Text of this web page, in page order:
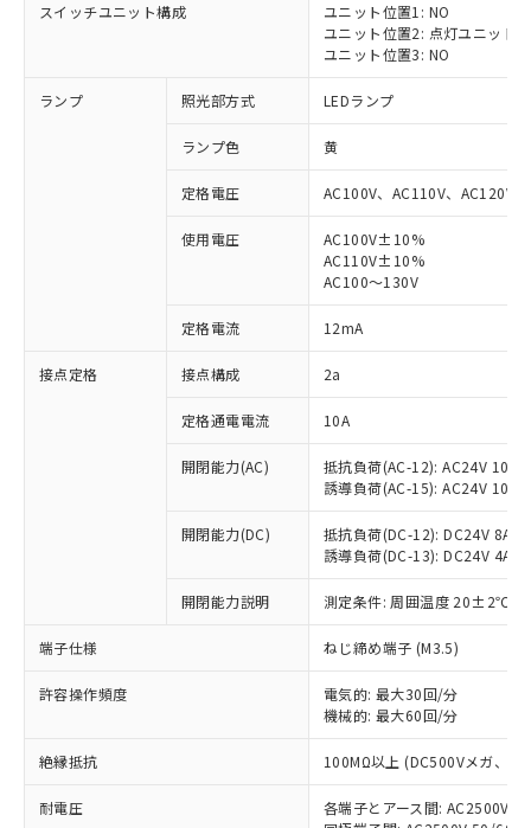
スイッチユニット構成
ユニット位置1: NO
ユニット位置2: 点灯ユニット
ユニット位置3: NO
ランプ 照光部方式 LEDランプ
ランプ色 黄
定格電圧 AC100V、AC110V、AC120V
使用電圧
AC100V±10%
AC110V±10%
AC100～130V
定格電流 12mA
接点定格 接点構成 2a
定格通電電流 10A
開閉能力(AC)
抵抗負荷(AC-12): AC24V 10A/
誘導負荷(AC-15): AC24V
開閉能力(DC)
抵抗負荷(DC-12): DC24V 8A/
誘導負荷(DC-13): DC24V 4A/
開閉能力説明 測定条件: 周囲温度 20±2℃、
端子仕様 ねじ締め端子 (M3.5)
許容操作頻度
電気的: 最大30回/分
機械的: 最大60回/分
絶縁抵抗 100MΩ以上 (DC500Vメガ、点
耐電圧
各端子とアース間: AC2500V
ご利用条件
以下の条件をお読みいただき、同意のうえ
本サービスは、当社制御機器事業取扱
商品の当社在庫状況および標準価格
(税抜)を提供させていただくもので
当社制御機器事業取扱商品の中には、
本サービスの対象外となる商品もある
ことをご了承ください。
在庫状況および標準価格照会結果は、
記載している更新日時点での社内デー
タに基づき作成されるものであり、閲
準価格とは異なる場合があることをご
対応済み：EU RoHS指令（10物質）の
非含有に対応した製品が提供可能な商品で
対応予定：EU RoHS指令（10物質）の非含
有に対応した製品に切り替える予定のある
対応予定なし：EU RoHS指令（10物質）の
非含有に非対応の商品で、対応品を出す予
調査・確認中：EU RoHS指令（10物質）の
非含有の対応状況を調査中または確認中の
非該当品：ライセンス料など無形物で、有
害物質有無と関係のない商品です。
仕入先様の事情により、非含有部品として
いたものが、含有品と判明した場合などや
むを得ず変更することがあります。
*EU RoHS指令（10物質）：
鉛(Pb) 1000ppm以下、 水銀(Hg) 1000ppm以下、 カド
六価クロム(Cr(Ⅵ)) 1000ppm以下、ポリ臭化ビフェニル
「○」：最大均質材料含有率が中国RoHSの
基準値以下であることを示します。
「×」：最大均質材料含有率が中国RoHSの
基準値を超えていることを示します。
「－」：未確認です。当社販売部門へお問
当社は、これら貴社製品のうち、外国
為替および外国貿易法に定める商品
（以下｢規制貨物等」という）を輸出
または国外への提供する場合は、日本
国政府の輸出許可(または役務取引許
可)を取得するなどの必要な手続きを